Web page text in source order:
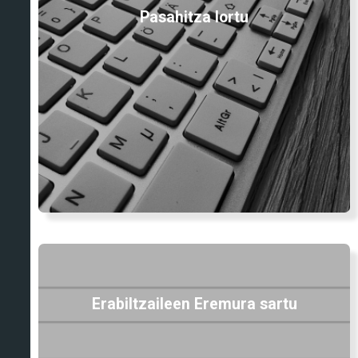
Pasahitza lortu
Erabiltzaileen Eremura sartu